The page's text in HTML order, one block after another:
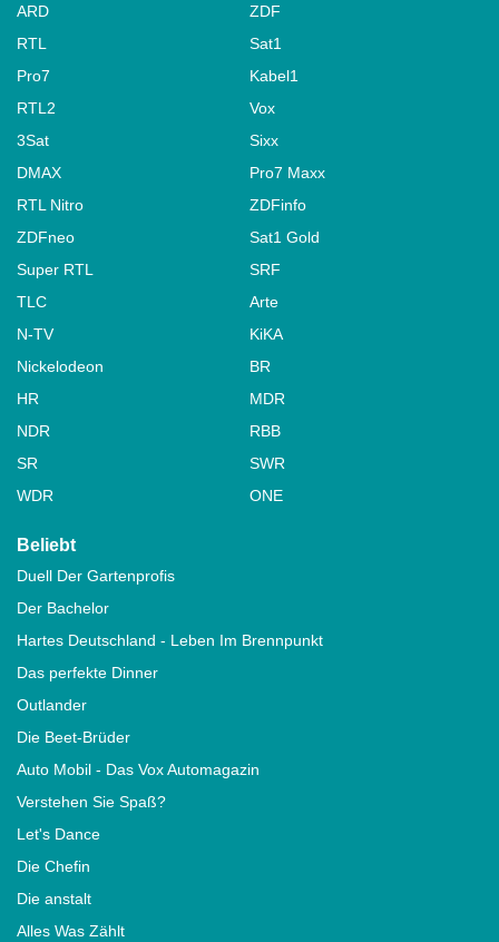
ARD
ZDF
RTL
Sat1
Pro7
Kabel1
RTL2
Vox
3Sat
Sixx
DMAX
Pro7 Maxx
RTL Nitro
ZDFinfo
ZDFneo
Sat1 Gold
Super RTL
SRF
TLC
Arte
N-TV
KiKA
Nickelodeon
BR
HR
MDR
NDR
RBB
SR
SWR
WDR
ONE
Beliebt
Duell Der Gartenprofis
Der Bachelor
Hartes Deutschland - Leben Im Brennpunkt
Das perfekte Dinner
Outlander
Die Beet-Brüder
Auto Mobil - Das Vox Automagazin
Verstehen Sie Spaß?
Let's Dance
Die Chefin
Die anstalt
Alles Was Zählt